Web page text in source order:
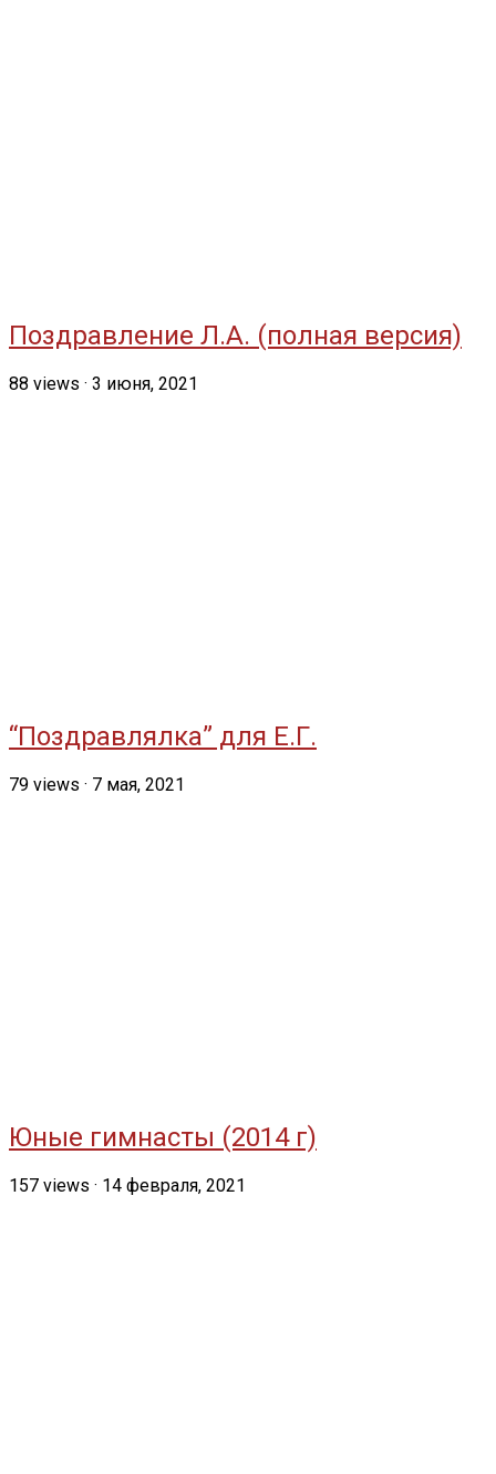
Поздравление Л.А. (полная версия)
88 views · 3 июня, 2021
“Поздравлялка” для Е.Г.
79 views · 7 мая, 2021
Юные гимнасты (2014 г)
157 views · 14 февраля, 2021